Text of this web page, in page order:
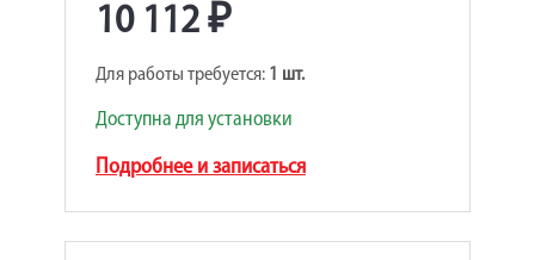
10 112 ₽
Для работы требуется: 1 шт.
Доступна для установки
Подробнее и записаться